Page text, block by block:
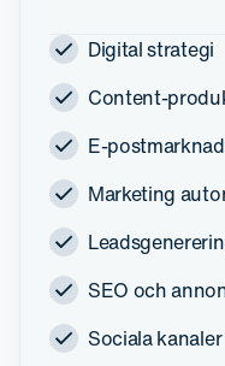
Digital strategi
Content-
E-
Marketing
SEO och
Sociala kanaler